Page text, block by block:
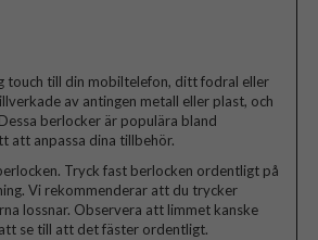
touch till din mobiltelefon, ditt fodral eller
av antingen metall eller plast, och
berlocker är populära bland
att anpassa dina tillbehör.
Tryck fast berlocken ordentligt på
Vi rekommenderar att du trycker
lossnar. Observera att limmet kanske
se till att det fäster ordentligt.